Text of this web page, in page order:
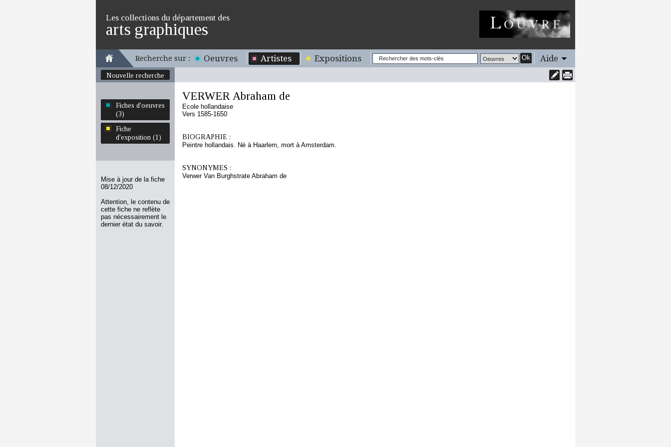
Les collections du département des
arts graphiques
Recherche sur : Oeuvres Artistes Expositions Ok Aide
Nouvelle recherche
Fiches d'oeuvres
(3)
Fiche
d'exposition (1)
Mise à jour de la fiche
08/12/2020
Attention, le contenu de
cette fiche ne reflète
pas nécessairement le
dernier état du savoir.
VERWER Abraham de
Ecole hollandaise
Vers 1585-1650
BIOGRAPHIE :
Peintre hollandais. Né à Haarlem, mort à Amsterdam.
SYNONYMES :
Verwer Van Burghstrate Abraham de